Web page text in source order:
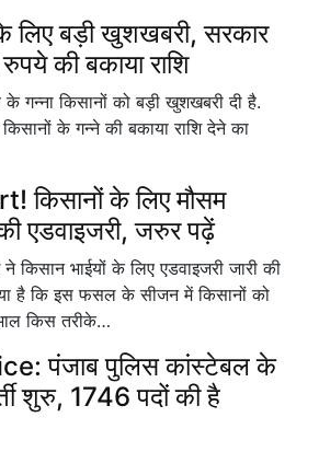
लिए बड़ी खुशखबरी, सरकार
की बकाया राशि
गन्ना किसानों को बड़ी खुशखबरी दी है.
के गन्ने की बकाया राशि देने का
किसानों के लिए मौसम
एडवाइजरी, जरुर पढ़ें
किसान भाईयों के लिए एडवाइजरी जारी की
है कि इस फसल के सीजन में किसानों को
किस तरीके…
पंजाब पुलिस कांस्टेबल के
शुरु, 1746 पदों की है